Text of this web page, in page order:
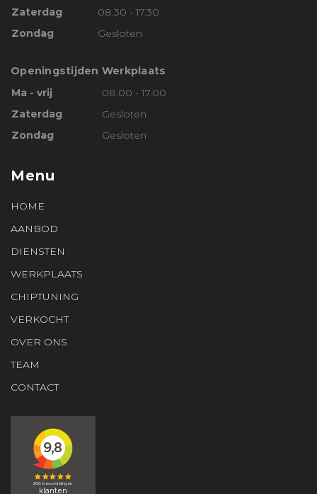
Zaterdag
08.30 - 17.30
Zondag
Gesloten
Openingstijden Werkplaats
Ma - vrij
08.00 - 17.00
Zaterdag
Gesloten
Zondag
Gesloten
Menu
HOME
AANBOD
DIENSTEN
WERKPLAATS
CHIPTUNING
VERKOCHT
OVER ONS
TEAM
CONTACT